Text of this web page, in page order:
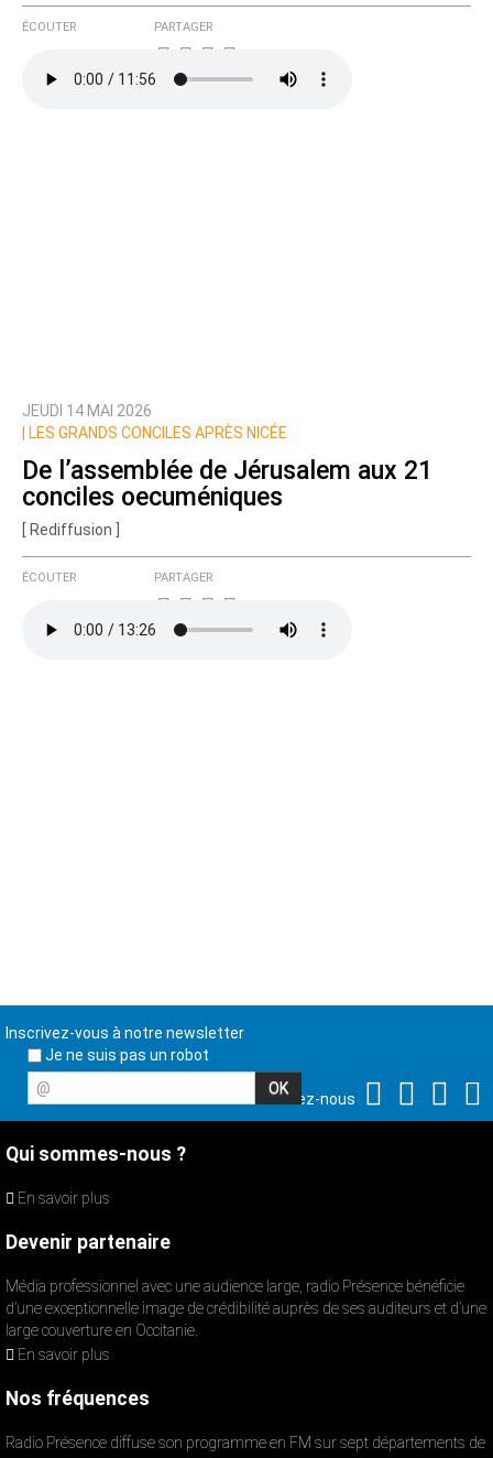
ÉCOUTER PARTAGER
JEUDI 14 MAI 2026
LES GRANDS CONCILES APRÈS NICÉE
De l’assemblée de Jérusalem aux 21
conciles oecuméniques
[ Rediffusion ]
ÉCOUTER PARTAGER
Inscrivez-vous à notre newsletter
Je ne suis pas un robot
@
Suivez-nous
Qui sommes-nous ?
En savoir plus
Devenir partenaire
Média professionnel avec une audience large, radio Présence bénéficie
d’une exceptionnelle image de crédibilité auprès de ses auditeurs et d’une
large couverture en Occitanie.
En savoir plus
Nos fréquences
Radio Présence diffuse son programme en FM sur sept départements de